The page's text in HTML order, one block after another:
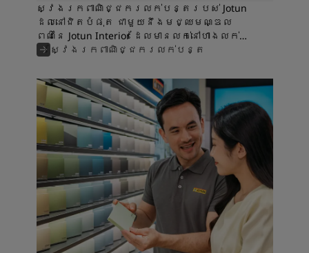
ស្វែងរកពាណិជ្ជករលក់បន្តរបស់ Jotun
ដែលនៅជិតបំផុត ជាមួយនឹងមជ្ឈមណ្ឌល
ពណ៌នៃ Jotun Interior ដែលមានលក់នៅហាងលក់
រាយភាគច្រើន។
ស្វែងរកពាណិជ្ជករលក់បន្ត